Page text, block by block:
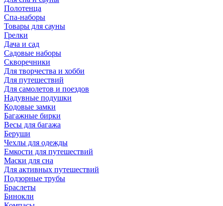
Полотенца
Спа-наборы
Товары для сауны
Грелки
Дача и сад
Садовые наборы
Скворечники
Для творчества и хобби
Для путешествий
Для самолетов и поездов
Надувные подушки
Кодовые замки
Багажные бирки
Весы для багажа
Беруши
Чехлы для одежды
Емкости для путешествий
Маски для сна
Для активных путешествий
Подзорные трубы
Браслеты
Бинокли